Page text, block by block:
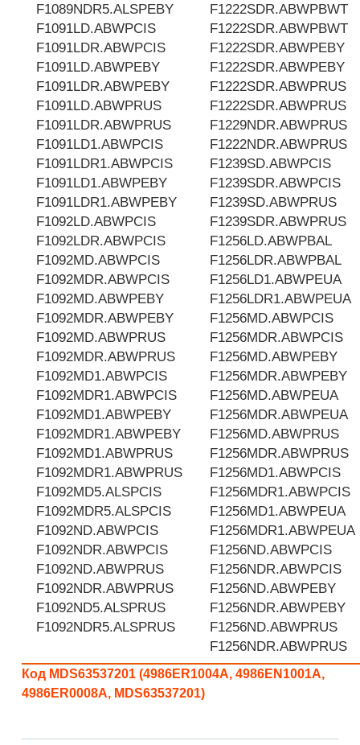
F1089NDR5.ALSPEBY
F1091LD.ABWPCIS
F1091LDR.ABWPCIS
F1091LD.ABWPEBY
F1091LDR.ABWPEBY
F1091LD.ABWPRUS
F1091LDR.ABWPRUS
F1091LD1.ABWPCIS
F1091LDR1.ABWPCIS
F1091LD1.ABWPEBY
F1091LDR1.ABWPEBY
F1092LD.ABWPCIS
F1092LDR.ABWPCIS
F1092MD.ABWPCIS
F1092MDR.ABWPCIS
F1092MD.ABWPEBY
F1092MDR.ABWPEBY
F1092MD.ABWPRUS
F1092MDR.ABWPRUS
F1092MD1.ABWPCIS
F1092MDR1.ABWPCIS
F1092MD1.ABWPEBY
F1092MDR1.ABWPEBY
F1092MD1.ABWPRUS
F1092MDR1.ABWPRUS
F1092MD5.ALSPCIS
F1092MDR5.ALSPCIS
F1092ND.ABWPCIS
F1092NDR.ABWPCIS
F1092ND.ABWPRUS
F1092NDR.ABWPRUS
F1092ND5.ALSPRUS
F1092NDR5.ALSPRUS
F1222SDR.ABWPBWT
F1222SDR.ABWPBWT
F1222SDR.ABWPEBY
F1222SDR.ABWPEBY
F1222SDR.ABWPRUS
F1222SDR.ABWPRUS
F1229NDR.ABWPRUS
F1222NDR.ABWPRUS
F1239SD.ABWPCIS
F1239SDR.ABWPCIS
F1239SD.ABWPRUS
F1239SDR.ABWPRUS
F1256LD.ABWPBAL
F1256LDR.ABWPBAL
F1256LD1.ABWPEUA
F1256LDR1.ABWPEUA
F1256MD.ABWPCIS
F1256MDR.ABWPCIS
F1256MD.ABWPEBY
F1256MDR.ABWPEBY
F1256MD.ABWPEUA
F1256MDR.ABWPEUA
F1256MD.ABWPRUS
F1256MDR.ABWPRUS
F1256MD1.ABWPCIS
F1256MDR1.ABWPCIS
F1256MD1.ABWPEUA
F1256MDR1.ABWPEUA
F1256ND.ABWPCIS
F1256NDR.ABWPCIS
F1256ND.ABWPEBY
F1256NDR.ABWPEBY
F1256ND.ABWPRUS
F1256NDR.ABWPRUS
Код MDS63537201 (4986ER1004A, 4986EN1001A,
4986ER0008A, MDS63537201)